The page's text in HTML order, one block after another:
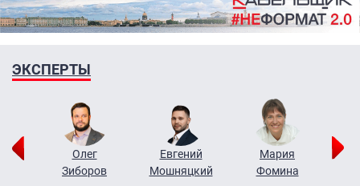
ЭКСПЕРТЫ
Олег
Зиборов
Евгений
Мошняцкий
Мария
Фомина